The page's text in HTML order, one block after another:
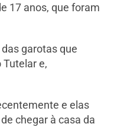
17 anos, que foram
garotas que
Tutelar e,
e elas
chegar à casa da